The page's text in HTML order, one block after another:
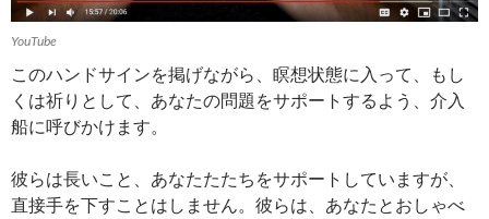
YouTube
このハンドサインを掲げながら、瞑想状態に入って、もし
くは祈りとして、あなたの問題をサポートするよう、介入
船に呼びかけます。
彼らは長いこと、あなたたたちをサポートしていますが、
直接手を下すことはしません。彼らは、あなたとおしゃべ